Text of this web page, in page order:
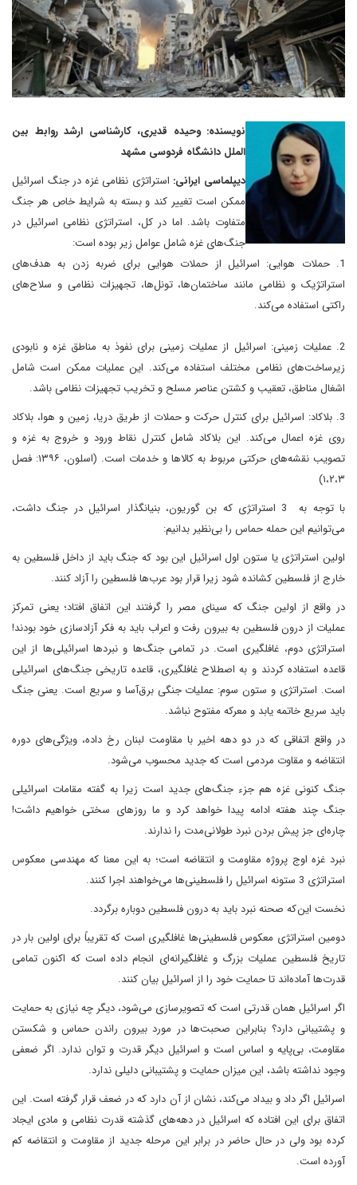
نویسنده: وحیده قدیری، کارشناسی ارشد روابط بین
الملل دانشگاه فردوسی مشهد
دیپلماسی ایرانی: استراتژی نظامی غزه در جنگ اسرائیل
ممکن است تغییر کند و بسته به شرایط خاص هر جنگ
متفاوت باشد. اما در کل، استراتژی نظامی اسرائیل در
جنگ‌های غزه شامل عوامل زیر بوده است:
1. حملات هوایی: اسرائیل از حملات هوایی برای ضربه زدن به هدف‌های
استراتژیک و نظامی مانند ساختمان‌ها، تونل‌ها، تجهیزات نظامی و سلاح‌های
راکتی استفاده می‌کند.
2. عملیات زمینی: اسرائیل از عملیات زمینی برای نفوذ به مناطق غزه و نابودی
زیرساخت‌های نظامی مختلف استفاده می‌کند. این عملیات ممکن است شامل
اشغال مناطق، تعقیب و کشتن عناصر مسلح و تخریب تجهیزات نظامی باشد.
3. بلاکاد: اسرائیل برای کنترل حرکت و حملات از طریق دریا، زمین و هوا، بلاکاد
روی غزه اعمال می‌کند. این بلاکاد شامل کنترل نقاط ورود و خروج به غزه و
تصویب نقشه‌های حرکتی مربوط به کالاها و خدمات است. (اسلون، ۱۳۹۶: فصل
۱،۲،۳)
با توجه به 3 استراتژی که بن گوریون، بنیانگذار اسرائیل در جنگ داشت،
می‌توانیم این حمله حماس را بی‌نظیر بدانیم:
اولین استراتژی یا ستون اول اسرائیل این بود که جنگ باید از داخل فلسطین به
خارج از فلسطین کشانده شود زیرا قرار بود عرب‌ها فلسطین را آزاد کنند.
در واقع از اولین جنگ که سینای مصر را گرفتند این اتفاق افتاد؛ یعنی تمرکز
عملیات از درون فلسطین به بیرون رفت و اعراب باید به فکر آزادسازی خود بودند!
استراتژی دوم، غافلگیری است. در تمامی جنگ‌ها و نبردها اسرائیلی‌ها از این
قاعده استفاده کردند و به اصطلاح غافلگیری، قاعده تاریخی جنگ‌های اسرائیلی
است. استراتژی و ستون سوم: عملیات جنگی برق‌آسا و سریع است. یعنی جنگ
باید سریع خاتمه یابد و معرکه مفتوح نباشد.
در واقع اتفاقی که در دو دهه اخیر با مقاومت لبنان رخ داده، ویژگی‌های دوره
انتقاضه و مقاوت مردمی است که جدید محسوب می‌شود.
جنگ کنونی غزه هم جزء جنگ‌های جدید است زیرا به گفته مقامات اسرائیلی
جنگ چند هفته ادامه پیدا خواهد کرد و ما روزهای سختی خواهیم داشت!
چاره‌ای جز پیش بردن نبرد طولانی‌مدت را ندارند.
نبرد غزه اوج پروژه مقاومت و انتقاضه است؛ به این معنا که مهندسی معکوس
استراتژی 3 ستونه اسرائیل را فلسطینی‌ها می‌خواهند اجرا کنند.
نخست این که صحنه نبرد باید به درون فلسطین دوباره برگردد.
دومین استراتژی معکوس فلسطینی‌ها غافلگیری است که تقریباً برای اولین بار در
تاریخ فلسطین عملیات بزرگ و غافلگیرانه‌ای انجام داده است که اکنون تمامی
قدرت‌ها آماده‌اند تا حمایت خود را از اسرائیل بیان کنند.
اگر اسرائیل همان قدرتی است که تصویرسازی می‌شود، دیگر چه نیازی به حمایت
و پشتیبانی دارد؟ بنابراین صحبت‌ها در مورد بیرون راندن حماس و شکستن
مقاومت، بی‌پایه و اساس است و اسرائیل دیگر قدرت و توان ندارد. اگر ضعفی
وجود نداشته باشد، این میزان حمایت و پشتیبانی دلیلی ندارد.
اسرائیل اگر داد و بیداد می‌کند، نشان از آن دارد که در ضعف قرار گرفته است. این
اتفاق برای این افتاده که اسرائیل در دهه‌های گذشته قدرت نظامی و مادی ایجاد
کرده بود ولی در حال حاضر در برابر این مرحله جدید از مقاومت و انتقاضه کم
آورده است.